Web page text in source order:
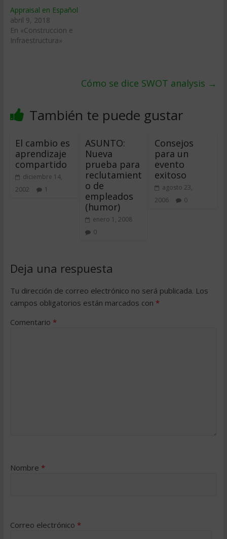
Appraisal en Español
abril 9, 2018
En «Construccion e
Infraestructura»
Cómo se dice SWOT analysis →
También te puede gustar
El cambio es
aprendizaje
compartido
diciembre 14,
2002
1
ASUNTO:
Nueva
prueba para
reclutamient
o de
empleados
(humor)
enero 1, 2008
0
Consejos
para un
evento
exitoso
agosto 23,
2006
0
Deja una respuesta
Tu dirección de correo electrónico no será publicada. Los
campos obligatorios están marcados con *
Comentario *
Nombre *
Correo electrónico *